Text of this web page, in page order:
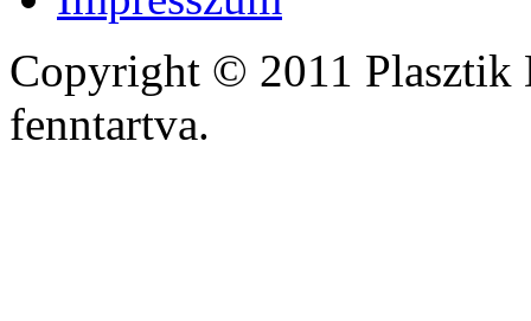
Copyright © 2011
fenntartva.